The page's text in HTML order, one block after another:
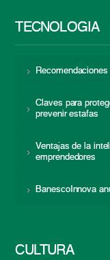
TECNOLOGÍA
Claves para
prevenir estafas
Ventajas de la
emprendedores
BanescoInnova
CULTURA